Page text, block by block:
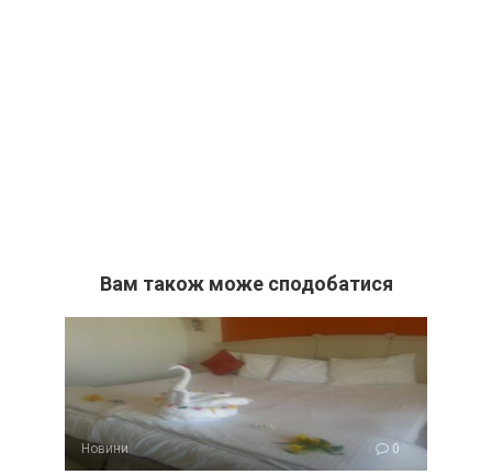
Вам також може сподобатися
Новини 0